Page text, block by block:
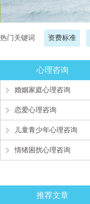
热门关键词 资费标准
心理咨询
婚姻家庭心理咨询
恋爱心理咨询
儿童青少年心理咨询
情绪困扰心理咨询
推荐文章